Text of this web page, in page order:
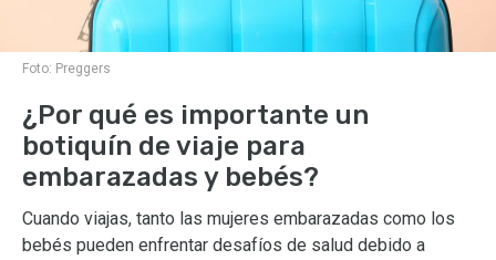
Foto: Preggers
¿Por qué es importante un
botiquín de viaje para
embarazadas y bebés?
Cuando viajas, tanto las mujeres embarazadas como los
bebés pueden enfrentar desafíos de salud debido a